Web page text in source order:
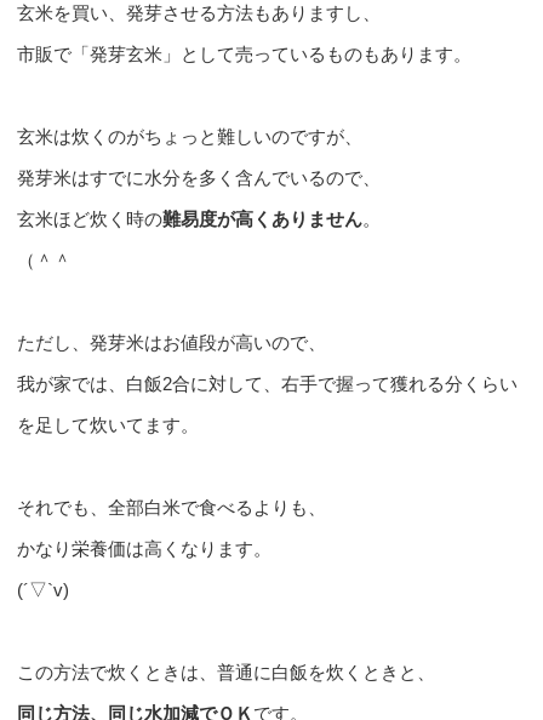
玄米を買い、発芽させる方法もありますし、
市販で「発芽玄米」として売っているものもあります。
玄米は炊くのがちょっと難しいのですが、
発芽米はすでに水分を多く含んでいるので、
玄米ほど炊く時の難易度が高くありません。
（＾＾ゞ
ただし、発芽米はお値段が高いので、
我が家では、白飯2合に対して、右手で握って獲れる分くらい
を足して炊いてます。
それでも、全部白米で食べるよりも、
かなり栄養価は高くなります。
(´▽`v)
この方法で炊くときは、普通に白飯を炊くときと、
同じ方法、同じ水加減でＯＫ です。